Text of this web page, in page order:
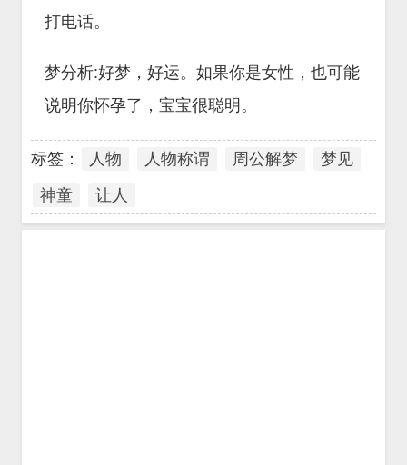
打电话。
梦分析:好梦，好运。如果你是女性，也可能
说明你怀孕了，宝宝很聪明。
标签： 人物 人物称谓 周公解梦
梦见
神童
让人